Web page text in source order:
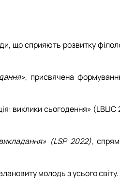
що сприяють розвитку
, присвячена
виклики сьогодення»
(LSP 2022),
молодь з усього світу.